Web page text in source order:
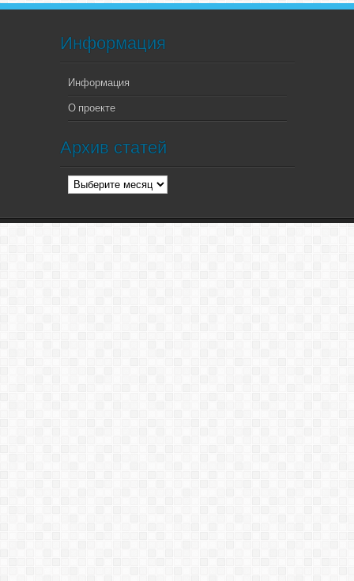
Информация
Информация
О проекте
Архив статей
Архив
статей